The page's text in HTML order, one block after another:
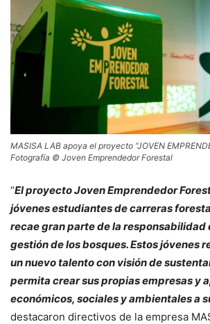
MASISA LAB apoya el proyecto “JOVEN
Fotografía © Joven Emprendedor Forestal
“El proyecto Joven Emprendedor
jóvenes estudiantes de carreras
recae gran parte de la responsabilidad
gestión de los bosques. Estos jóvenes
un nuevo talento con visión de
permita crear sus propias empresas y
económicos, sociales y ambientales a
destacaron directivos de la empresa